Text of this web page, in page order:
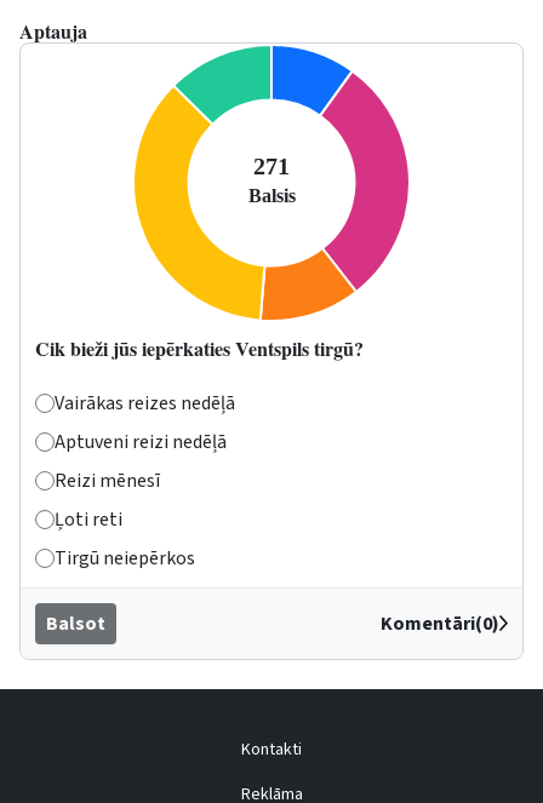
Aptauja
Cik bieži jūs iepērkaties Ventspils tirgū?
Vairākas reizes nedēļā
Aptuveni reizi nedēļā
Reizi mēnesī
Ļoti reti
Tirgū neiepērkos
Balsot Komentāri(0)
Kontakti
Reklāma